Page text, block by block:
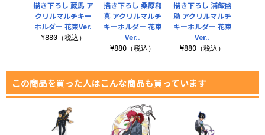
描き下ろし 桑原和
真 アクリルマルチ
キーホルダー 花束
Ver..
¥880（税込）
描き下ろし 浦飯幽
助 アクリルマルチ
キーホルダー 花束
Ver..
¥880（税込）
描き下ろし 蔵馬 ア
クリルマルチキー
ホルダー 花束Ver.
¥880（税込）
この商品を買った人はこんな商品も買っています